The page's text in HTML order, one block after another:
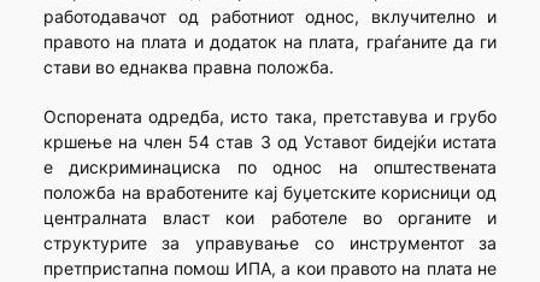
работодавачот од работниот однос, вклучително и
правото на плата и додаток на плата, граѓаните да ги
стави во еднаква правна положба.
Оспорената одредба, исто така, претставува и грубо
кршење на член 54 став 3 од Уставот бидејќи истата
е дискриминациска по однос на општествената
положба на вработените кај буџетските корисници од
централната власт кои работеле во органите и
структурите за управување со инструментот за
претпристапна помош ИПА, а кои правото на плата не